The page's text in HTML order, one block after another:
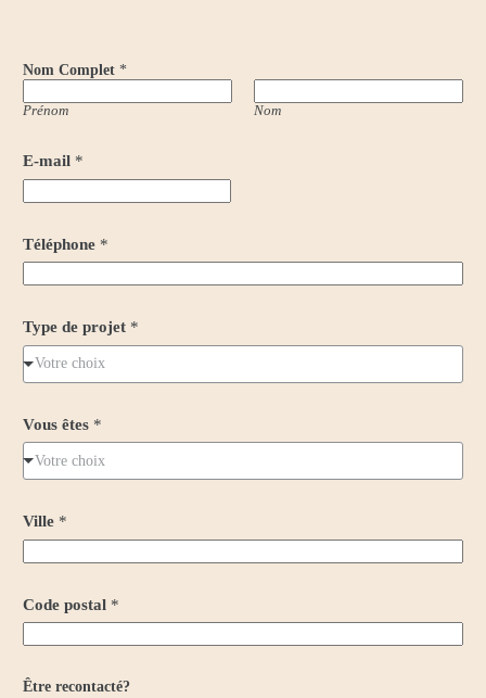
Nom Complet *
Prénom Nom
E-mail *
Téléphone *
Type de projet *
Votre choix
Vous êtes *
Votre choix
Ville *
Code postal *
Être recontacté?